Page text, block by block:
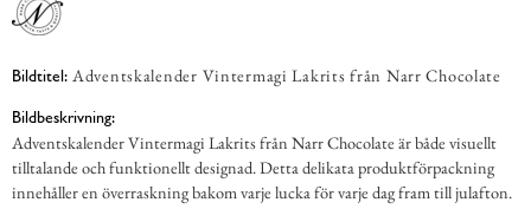
Bildtitel: Adventskalender Vintermagi Lakrits från Narr Chocolate
Bildbeskrivning:
Adventskalender Vintermagi Lakrits från Narr Chocolate är både visuellt
tilltalande och funktionellt designad. Detta delikata produktförpackning
innehåller en överraskning bakom varje lucka för varje dag fram till julafton.